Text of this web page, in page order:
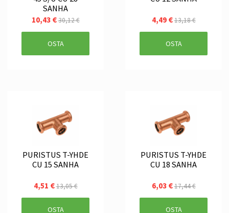
SANHA
10,43 €30,12 €
OSTA
4,49 €13,18 €
OSTA
PURISTUS T-YHDE
CU 15 SANHA
4,51 €13,05 €
OSTA
PURISTUS T-YHDE
CU 18 SANHA
6,03 €17,44 €
OSTA